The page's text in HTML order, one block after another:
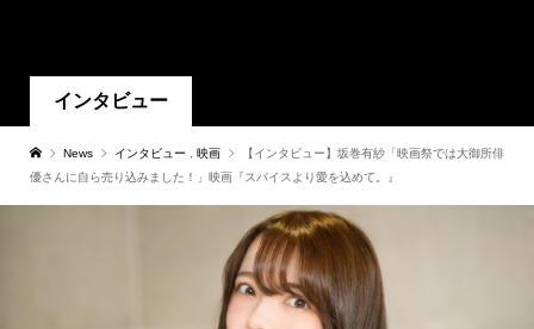
インタビュー
News インタビュー 映画
【インタビュー】坂巻有紗「映画祭では大御所俳
優さんに自ら売り込みました！」映画『スパイスより愛を込めて。』